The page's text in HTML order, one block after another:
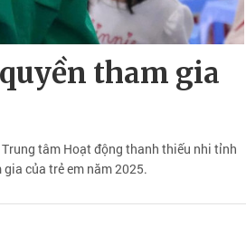
tham gia
tâm Hoạt động thanh thiếu nhi tỉnh
của trẻ em năm 2025.